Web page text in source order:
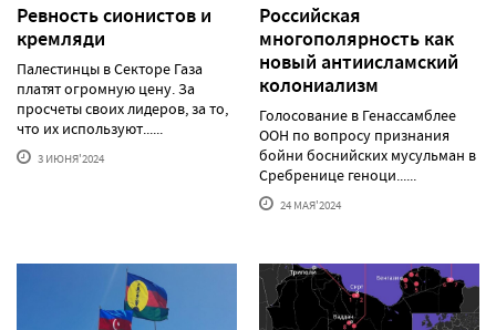
Ревность сионистов и
кремляди
Палестинцы в Секторе Газа
платят огромную цену. За
просчеты своих лидеров, за то,
что их используют......
3 ИЮНЯ'2024
Российская
многополярность как
новый антиисламский
колониализм
Голосование в Генассамблее
ООН по вопросу признания
бойни боснийских мусульман в
Сребренице геноци......
24 МАЯ'2024